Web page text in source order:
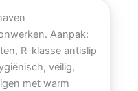
Aanpak:
R-klasse antislip
veilig,
met warm